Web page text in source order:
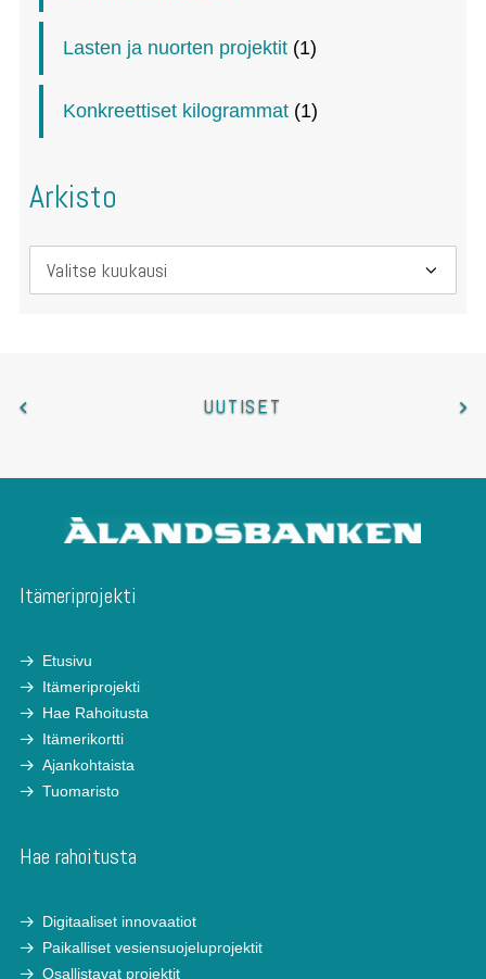
Lasten ja nuorten projektit (1)
Konkreettiset kilogrammat (1)
Arkisto
Arkisto
UUTISET
Itämeriprojekti
Etusivu
Itämeriprojekti
Hae Rahoitusta
Itämerikortti
Ajankohtaista
Tuomaristo
Hae rahoitusta
Digitaaliset innovaatiot
Paikalliset vesiensuojeluprojektit
Osallistavat projektit